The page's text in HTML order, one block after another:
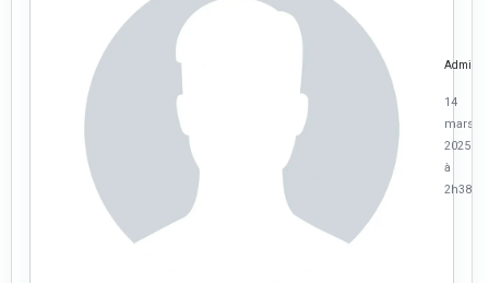
Admin
14
mars
2025
à
2h38